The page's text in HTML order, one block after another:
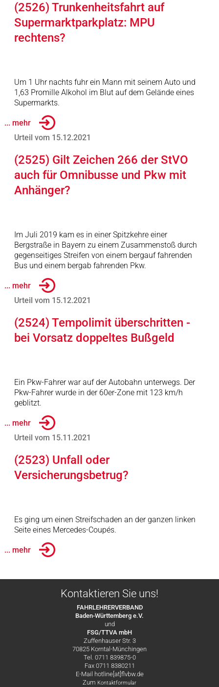
(2526) Trunkenheitsfahrt auf
Supermarktparkplatz: MPU
rechtens?
Um 1 Uhr nachts fuhr ein Mann mit seinem Auto und
1,63 Promille Alkohol im Blut auf dem Gelände eines
Supermarkts.
... mehr
Urteil vom 15.12.2021
(2525) Gilt Zeichen 266 der StVO
auch für Omnibusse und Pkw mit
Anhänger?
Im Juli 2019 kam es in einer Spitzkehre einer
Bergstraße in Bayern zu einem Zusammenstoß durch
gegenseitiges Streifen von einem bergauf fahrenden
Bus und einem bergab fahrenden Pkw.
... mehr
Urteil vom 15.12.2021
(2524) Tempolimit überschritten -
bei Vorsatz doppeltes Bußgeld
Ein Pkw-Fahrer war auf der Autobahn unterwegs. Der
Pkw-Fahrer wurde in der 60er-Zone mit 123 km/h
geblitzt.
... mehr
Urteil vom 15.11.2021
(2523) Unfall oder
Versicherungsbetrug?
Es ging um einen Streifschaden an der ganzen linken
Seite eines Mercedes-Coupés.
... mehr
Kontaktieren Sie uns!
FAHRLEHRERVERBAND
Baden-Württemberg e.V.
und
FSG/TTVA mbH
Zuffenhauser Str. 3
70825 Korntal-Münchingen
Tel. 0711 839875-0
Fax 0711 8380211
E-Mail hotline[at]flvbw.de
Zum Kontaktformular